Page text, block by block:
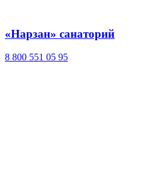
«Нарзан» санаторий
8 800 551 05 95